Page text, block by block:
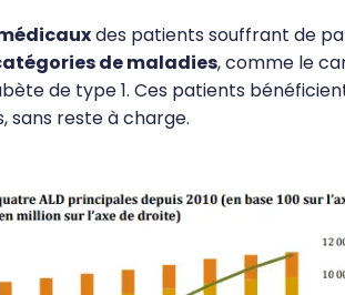
des patients souffrant de
de maladies, comme le
de type 1. Ces patients
sans reste à charge.